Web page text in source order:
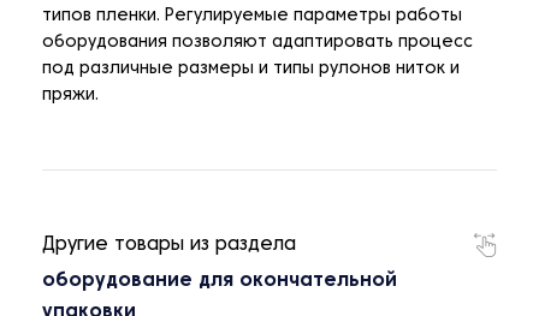
типов пленки. Регулируемые параметры работы
оборудования позволяют адаптировать процесс
под различные размеры и типы рулонов ниток и
пряжи.
Другие товары из раздела
оборудование для окончательной